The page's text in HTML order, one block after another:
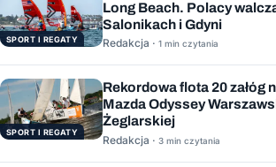
SPORT I REGATY
Long Beach. Polacy
Salonikach i Gdyni
Redakcja · 1 min czytania
SPORT I REGATY
Rekordowa flota 20 załóg
Mazda Odyssey
Żeglarskiej
Redakcja · 3 min czytania